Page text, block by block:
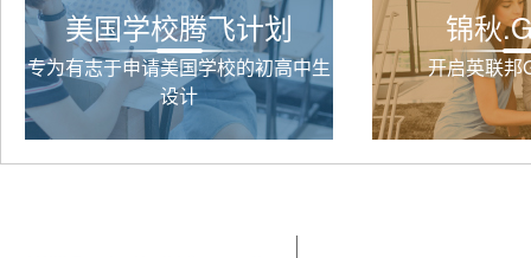
美国学校腾飞计划
专为有志于申请美国学校的初高中生
设计
锦秋
开启英联邦